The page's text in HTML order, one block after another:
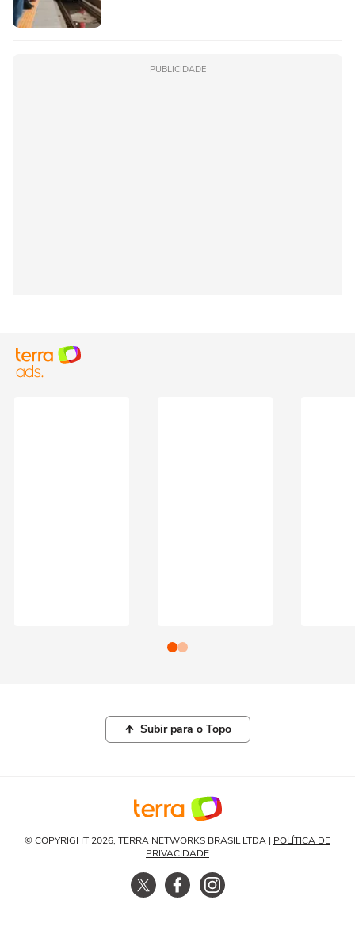
PUBLICIDADE
Subir para o Topo
© COPYRIGHT 2026, TERRA NETWORKS BRASIL LTDA | POLÍTICA DE
PRIVACIDADE